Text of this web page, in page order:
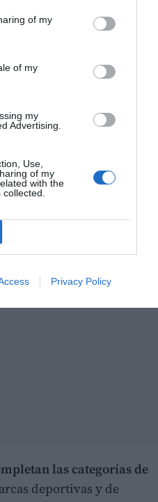
of my
of my
my
Advertising.
Use,
of my
with the
Privacy Policy
las categorías de
deportivas y de